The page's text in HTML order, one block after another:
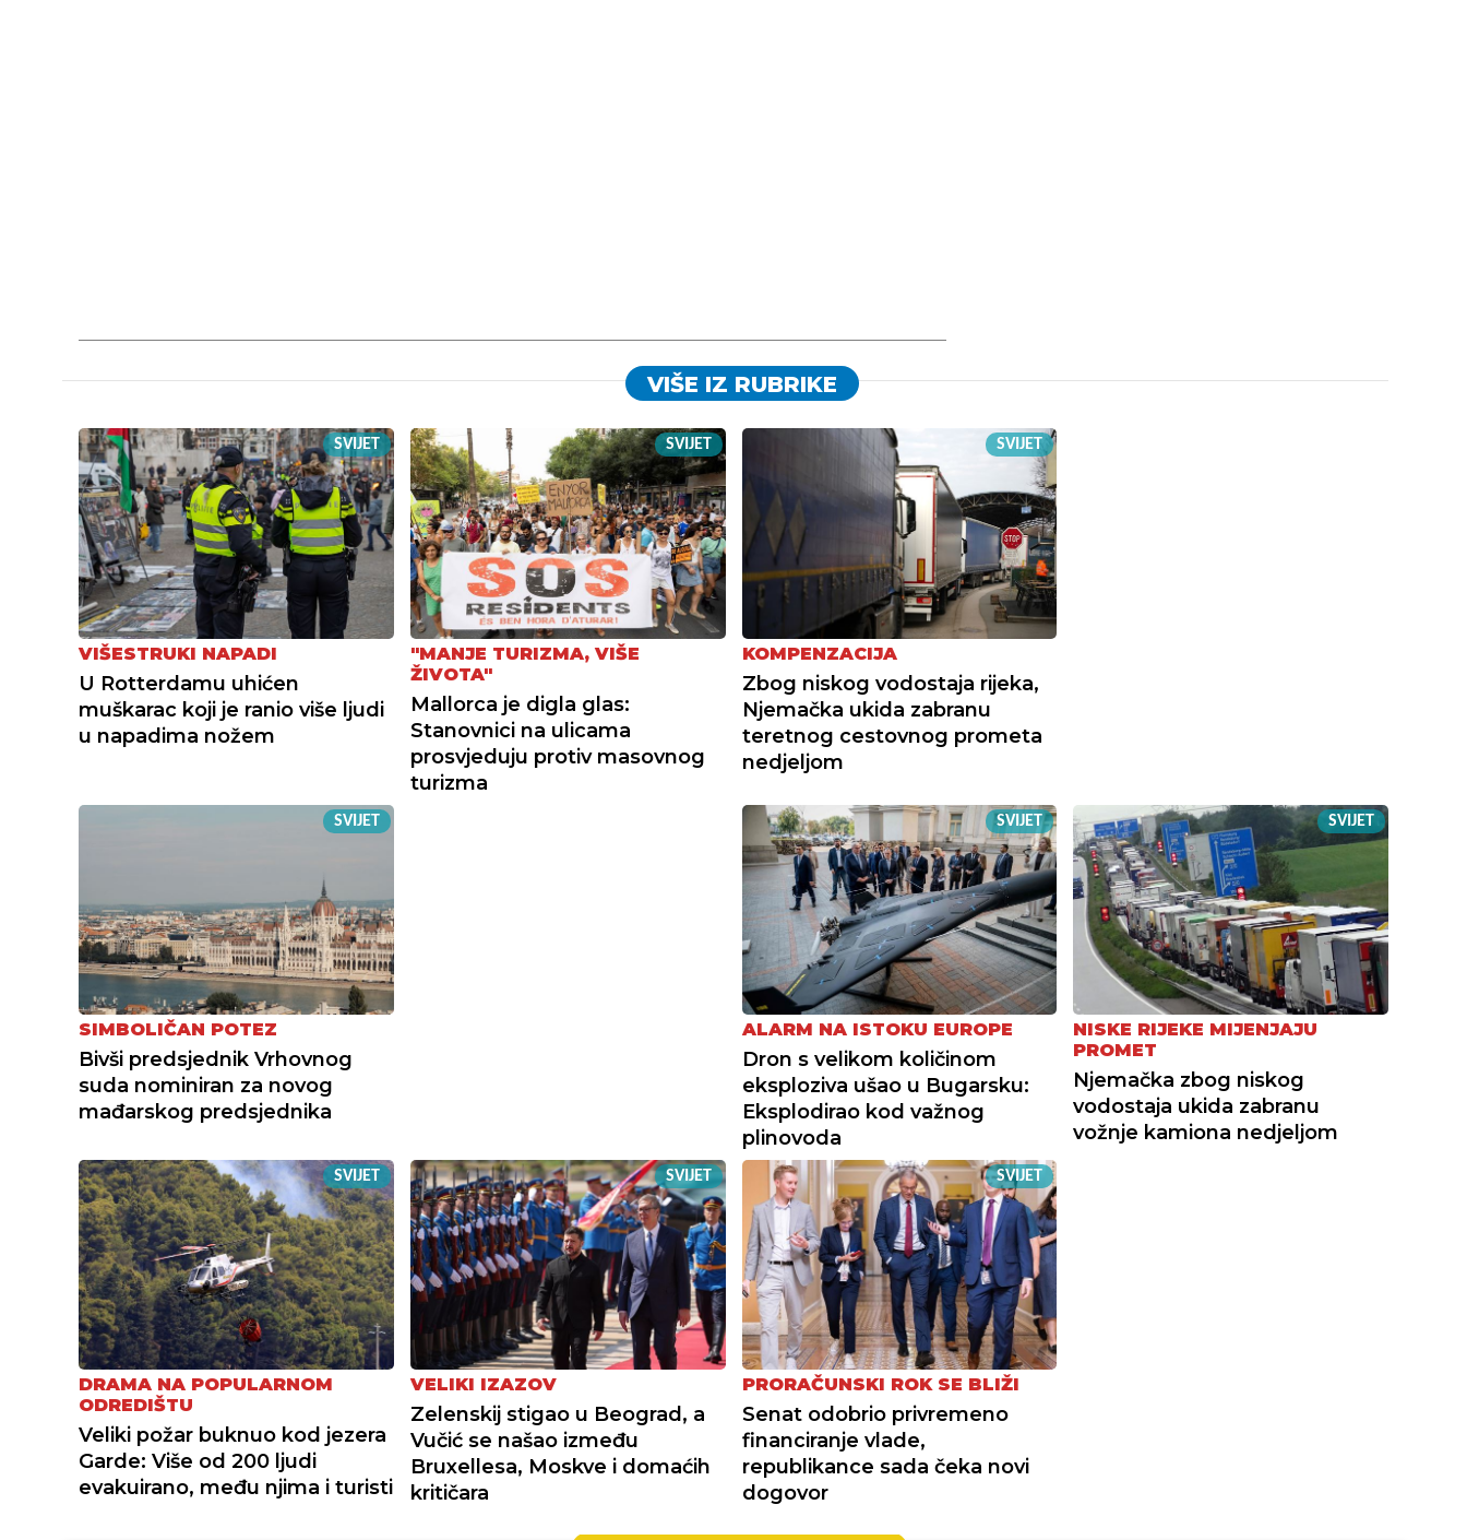
VIŠE IZ RUBRIKE
SVIJET
VIŠESTRUKI NAPADI
U Rotterdamu uhićen
muškarac koji je ranio više ljudi
u napadima nožem
SVIJET
"MANJE TURIZMA, VIŠE
ŽIVOTA"
Mallorca je digla glas:
Stanovnici na ulicama
prosvjeduju protiv masovnog
turizma
SVIJET
KOMPENZACIJA
Zbog niskog vodostaja rijeka,
Njemačka ukida zabranu
teretnog cestovnog prometa
nedjeljom
SVIJET
SIMBOLIČAN POTEZ
Bivši predsjednik Vrhovnog
suda nominiran za novog
mađarskog predsjednika
SVIJET
ALARM NA ISTOKU EUROPE
Dron s velikom količinom
eksploziva ušao u Bugarsku:
Eksplodirao kod važnog
plinovoda
SVIJET
NISKE RIJEKE MIJENJAJU
PROMET
Njemačka zbog niskog
vodostaja ukida zabranu
vožnje kamiona nedjeljom
SVIJET
DRAMA NA POPULARNOM
ODREDIŠTU
Veliki požar buknuo kod jezera
Garde: Više od 200 ljudi
evakuirano, među njima i turisti
SVIJET
VELIKI IZAZOV
Zelenskij stigao u Beograd, a
Vučić se našao između
Bruxellesa, Moskve i domaćih
kritičara
SVIJET
PRORAČUNSKI ROK SE BLIŽI
Senat odobrio privremeno
financiranje vlade,
republikance sada čeka novi
dogovor